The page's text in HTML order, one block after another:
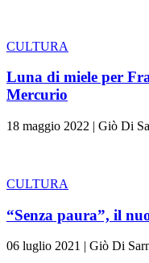
CULTURA
Luna di miele per
Mercurio
18 maggio 2022 | Giò Di
CULTURA
“Senza paura”, il
06 luglio 2021 | Giò Di